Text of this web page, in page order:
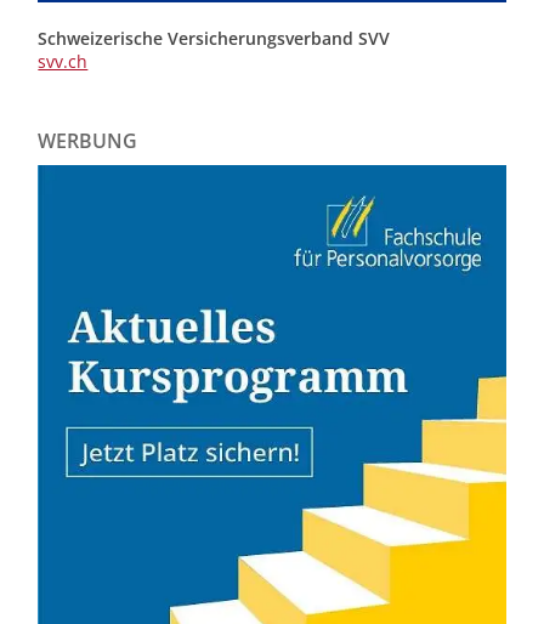
Schweizerische Versicherungsverband SVV
svv.ch
WERBUNG